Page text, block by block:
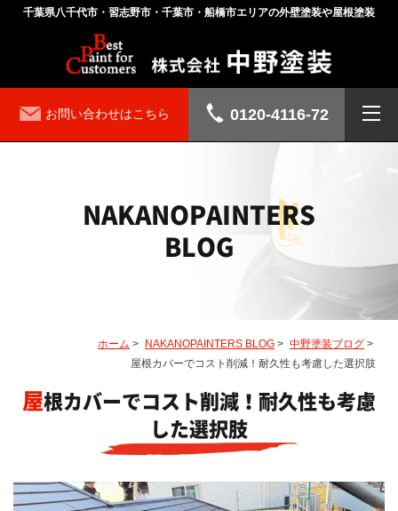
千葉県八千代市・習志野市・千葉市・船橋市エリアの外壁塗装や屋根塗装
お問い合わせはこちら 0120-4116-72
NAKANOPAINTERS
BLOG
ホーム > NAKANOPAINTERS BLOG > 中野塗装ブログ >
屋根カバーでコスト削減！耐久性も考慮した選択肢
屋根カバーでコスト削減！耐久性も考慮
した選択肢